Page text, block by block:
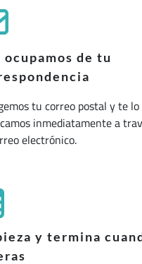
ocupamos de tu
tu correo postal y te lo
inmediatamente a
electrónico.
y termina